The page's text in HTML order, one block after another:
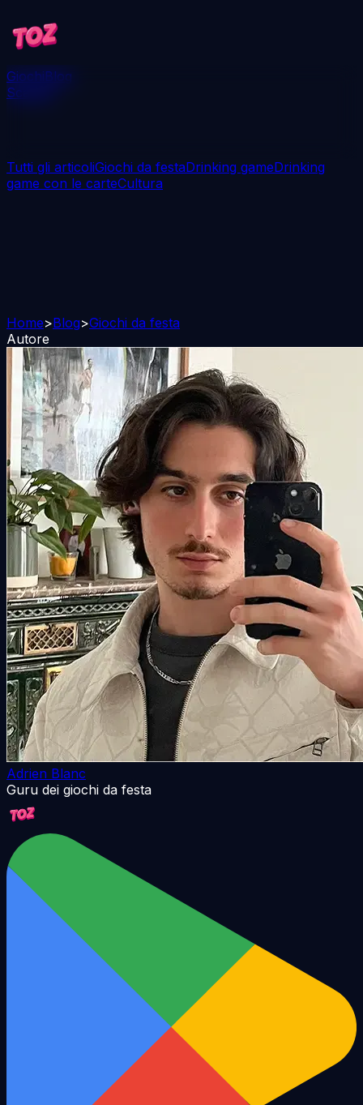
GiochiBlog
Scarica
Tutti gli articoliGiochi da festaDrinking gameDrinking
game con le carteCultura
Home>Blog>Giochi da festa
Autore
Adrien Blanc
Guru dei giochi da festa